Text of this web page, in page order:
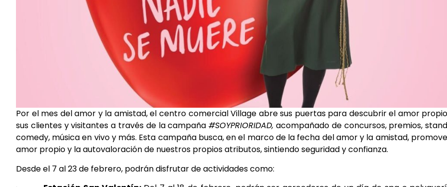
Por el mes del amor y la amistad, el centro comercial Village abre sus puertas para descubrir el amor
sus clientes y visitantes a través de la campaña#SOYPRIORIDAD, acompañado de concursos, premios,
comedy, música en vivo y más. Esta campaña busca, en el marco de la fecha del amor y la amistad,
amor propio y la autovaloración de nuestros propios atributos, sintiendo seguridad y confianza.
Desde el 7 al 23 de febrero, podrán disfrutar de actividades como: